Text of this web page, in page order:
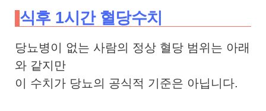
식후 1시간 혈당수치
당뇨병이 없는 사람의 정상 혈당 범위는 아래
와 같지만
이 수치가 당뇨의 공식적 기준은 아닙니다.